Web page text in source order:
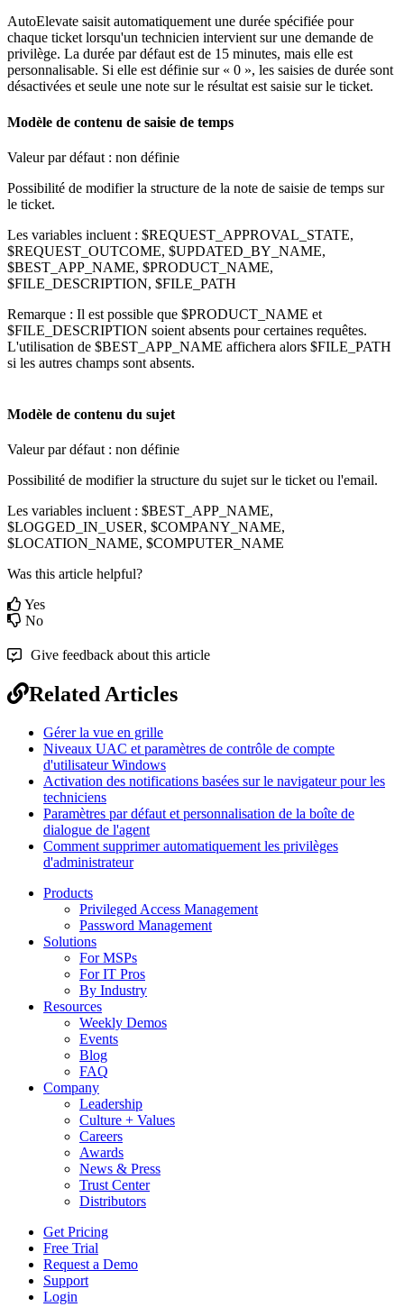
AutoElevate saisit automatiquement une durée spécifiée pour
chaque ticket lorsqu'un technicien intervient sur une demande de
privilège. La durée par défaut est de 15 minutes, mais elle est
personnalisable. Si elle est définie sur « 0 », les saisies de durée sont
désactivées et seule une note sur le résultat est saisie sur le ticket.
Modèle de contenu de saisie de temps
Valeur par défaut : non définie
Possibilité de modifier la structure de la note de saisie de temps sur
le ticket.
Les variables incluent : $REQUEST_APPROVAL_STATE,
$REQUEST_OUTCOME, $UPDATED_BY_NAME,
$BEST_APP_NAME, $PRODUCT_NAME,
$FILE_DESCRIPTION, $FILE_PATH
Remarque : Il est possible que $PRODUCT_NAME et
$FILE_DESCRIPTION soient absents pour certaines requêtes.
L'utilisation de $BEST_APP_NAME affichera alors $FILE_PATH
si les autres champs sont absents.
Modèle de contenu du sujet
Valeur par défaut : non définie
Possibilité de modifier la structure du sujet sur le ticket ou l'email.
Les variables incluent : $BEST_APP_NAME,
$LOGGED_IN_USER, $COMPANY_NAME,
$LOCATION_NAME, $COMPUTER_NAME
Was this article helpful?
Yes
No
Give feedback about this article
Related Articles
Gérer la vue en grille
Niveaux UAC et paramètres de contrôle de compte
d'utilisateur Windows
Activation des notifications basées sur le navigateur pour les
techniciens
Paramètres par défaut et personnalisation de la boîte de
dialogue de l'agent
Comment supprimer automatiquement les privilèges
d'administrateur
Products
Privileged Access Management
Password Management
Solutions
For MSPs
For IT Pros
By Industry
Resources
Weekly Demos
Events
Blog
FAQ
Company
Leadership
Culture + Values
Careers
Awards
News & Press
Trust Center
Distributors
Get Pricing
Free Trial
Request a Demo
Support
Login